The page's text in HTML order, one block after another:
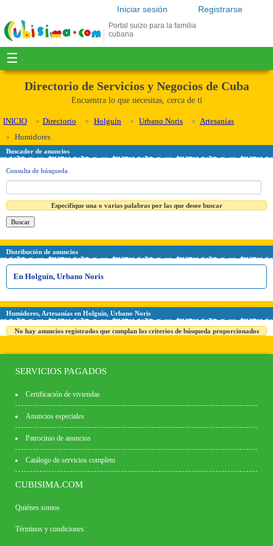
Registrarse
Iniciar sesión
Portal suizo para la familia
cubana
☰
Directorio de Servicios y Negocios de Cuba
Encuentra lo que necesitas, cerca de ti
INICIO Directorio Holguín Urbano Noris
Artesanías
Humidores
Buscador de anuncios
Consulta de búsqueda
Especifique una o varias palabras por las que desee buscar
Distribución de anuncios
En Holguín, Urbano Noris
Humidores, Artesanías en Holguín, Urbano Noris
No hay anuncios registrados que cumplan los criterios de búsqueda proporcionados
SERVICIOS PAGADOS
Certificación de viviendas
Anuncios especiales
Patrocinio de anuncios
Catálogo de servicios completo
CUBISIMA.COM
Quiénes somos
Términos y condiciones